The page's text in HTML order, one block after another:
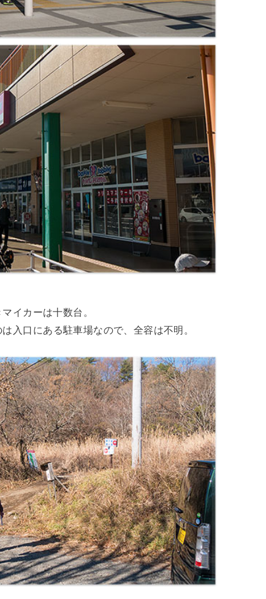
イカーは十数台。
入口にある駐車場なので、全容は不明。